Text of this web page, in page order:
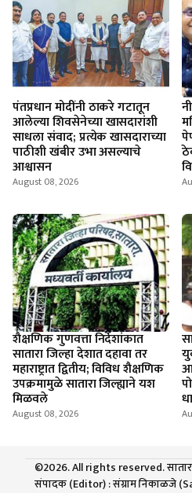
पंतप्रधान मोदींनी ठाकरे गटातून
आलेल्या शिवसेनेच्या खासदारांशी
साधला संवाद; प्रत्येक खासदाराच्या
पाठीशी खंबीर उभा असल्याचे
आश्वासन
August 08, 2026
शैक्षणिक गुणवत्ता निर्देशांकात
सातारा जिल्हा देशात दहावा तर
महाराष्ट्रात द्वितीय; विविध शैक्षणिक
उपक्रमामुळे सातारा जिल्ह्याने यश
मिळवले
August 08, 2026
©2026. All rights reserved.
संपादक (Editor) : संग्राम निकाळजे